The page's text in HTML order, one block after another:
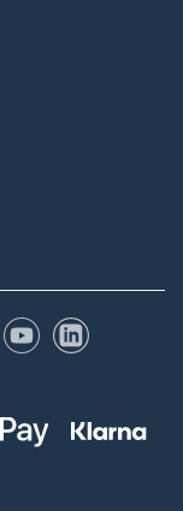
YouTubeLinkedIn